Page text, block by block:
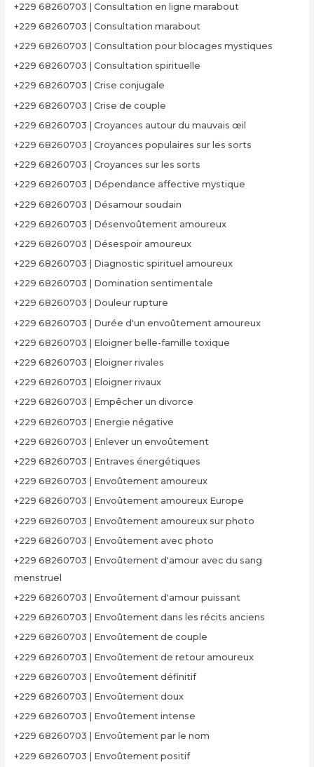
+229 68260703 | Consultation en ligne marabout
+229 68260703 | Consultation marabout
+229 68260703 | Consultation pour blocages mystiques
+229 68260703 | Consultation spirituelle
+229 68260703 | Crise conjugale
+229 68260703 | Crise de couple
+229 68260703 | Croyances autour du mauvais œil
+229 68260703 | Croyances populaires sur les sorts
+229 68260703 | Croyances sur les sorts
+229 68260703 | Dépendance affective mystique
+229 68260703 | Désamour soudain
+229 68260703 | Désenvoûtement amoureux
+229 68260703 | Désespoir amoureux
+229 68260703 | Diagnostic spirituel amoureux
+229 68260703 | Domination sentimentale
+229 68260703 | Douleur rupture
+229 68260703 | Durée d'un envoûtement amoureux
+229 68260703 | Eloigner belle-famille toxique
+229 68260703 | Eloigner rivales
+229 68260703 | Eloigner rivaux
+229 68260703 | Empêcher un divorce
+229 68260703 | Energie négative
+229 68260703 | Enlever un envoûtement
+229 68260703 | Entraves énergétiques
+229 68260703 | Envoûtement amoureux
+229 68260703 | Envoûtement amoureux Europe
+229 68260703 | Envoûtement amoureux sur photo
+229 68260703 | Envoûtement avec photo
+229 68260703 | Envoûtement d'amour avec du sang
menstruel
+229 68260703 | Envoûtement d'amour puissant
+229 68260703 | Envoûtement dans les récits anciens
+229 68260703 | Envoûtement de couple
+229 68260703 | Envoûtement de retour amoureux
+229 68260703 | Envoûtement définitif
+229 68260703 | Envoûtement doux
+229 68260703 | Envoûtement intense
+229 68260703 | Envoûtement par le nom
+229 68260703 | Envoûtement positif